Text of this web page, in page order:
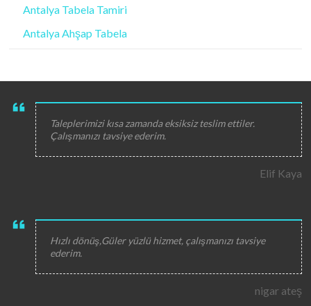
Antalya Tabela Tamiri
Antalya Ahşap Tabela
Taleplerimizi kısa zamanda eksiksiz teslim ettiler.
Çalışmanızı tavsiye ederim.
Elif Kaya
Hızlı dönüş,Güler yüzlü hizmet, çalışmanızı tavsiye
ederim.
nigar ateş